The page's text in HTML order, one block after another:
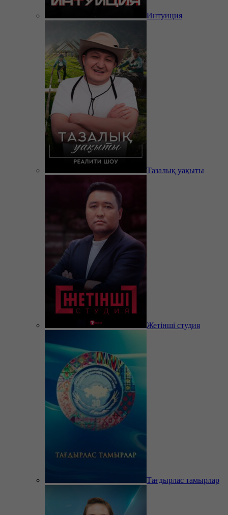
Интуиция
Тазалық уақыты
Жетінші студия
Тағдырлас тамырлар